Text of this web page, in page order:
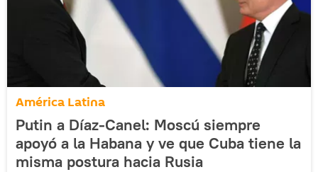
América Latina
Putin a Díaz-Canel: Moscú siempre
apoyó a la Habana y ve que Cuba tiene la
misma postura hacia Rusia